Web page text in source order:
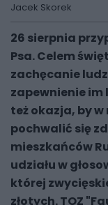
Jacek Skorek
26 sierpnia
Psa. Celem
zachęcanie
zapewnienie im
też okazja, by
pochwalić się
mieszkańców
udziału w
której
złotych. TOZ